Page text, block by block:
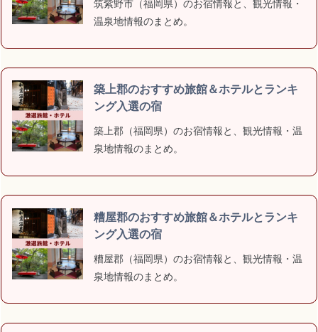
筑紫野市（福岡県）のお宿情報と、観光情報・
温泉地情報のまとめ。
築上郡のおすすめ旅館＆ホテルとランキ
ング入選の宿
築上郡（福岡県）のお宿情報と、観光情報・温
泉地情報のまとめ。
糟屋郡のおすすめ旅館＆ホテルとランキ
ング入選の宿
糟屋郡（福岡県）のお宿情報と、観光情報・温
泉地情報のまとめ。